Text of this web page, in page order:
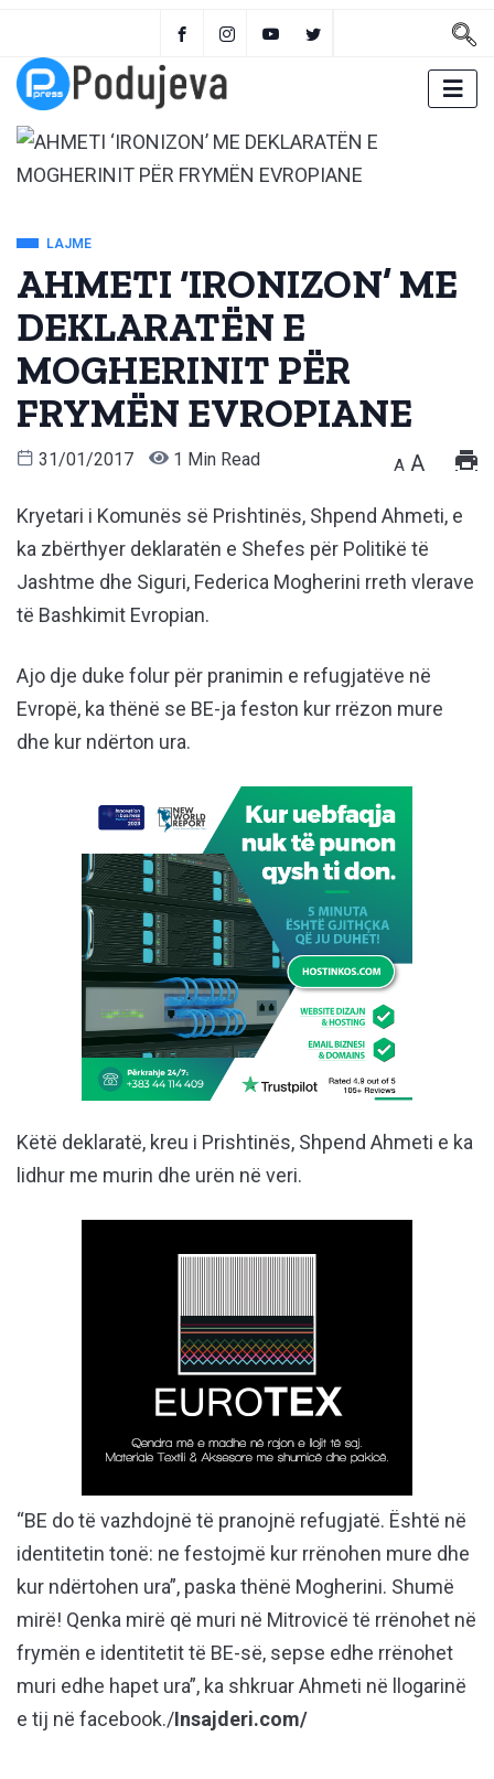
LAJME
AHMETI ‘IRONIZON’ ME
DEKLARATËN E
MOGHERINIT PËR
FRYMËN EVROPIANE
31/01/2017 1 Min Read A A
Kryetari i Komunës së Prishtinës, Shpend Ahmeti, e
ka zbërthyer deklaratën e Shefes për Politikë të
Jashtme dhe Siguri, Federica Mogherini rreth vlerave
të Bashkimit Evropian.
Ajo dje duke folur për pranimin e refugjatëve në
Evropë, ka thënë se BE-ja feston kur rrëzon mure
dhe kur ndërton ura.
Këtë deklaratë, kreu i Prishtinës, Shpend Ahmeti e ka
lidhur me murin dhe urën në veri.
“BE do të vazhdojnë të pranojnë refugjatë. Është në
identitetin tonë: ne festojmë kur rrënohen mure dhe
kur ndërtohen ura”, paska thënë Mogherini. Shumë
mirë! Qenka mirë që muri në Mitrovicë të rrënohet në
frymën e identitetit të BE-së, sepse edhe rrënohet
muri edhe hapet ura”, ka shkruar Ahmeti në llogarinë
e tij në facebook./Insajderi.com/